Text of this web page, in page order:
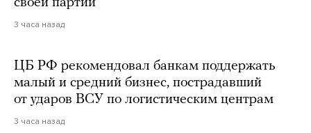
своей партии
3 часа назад
ЦБ РФ рекомендовал банкам поддержать
малый и средний бизнес, пострадавший
от ударов ВСУ по логистическим центрам
3 часа назад